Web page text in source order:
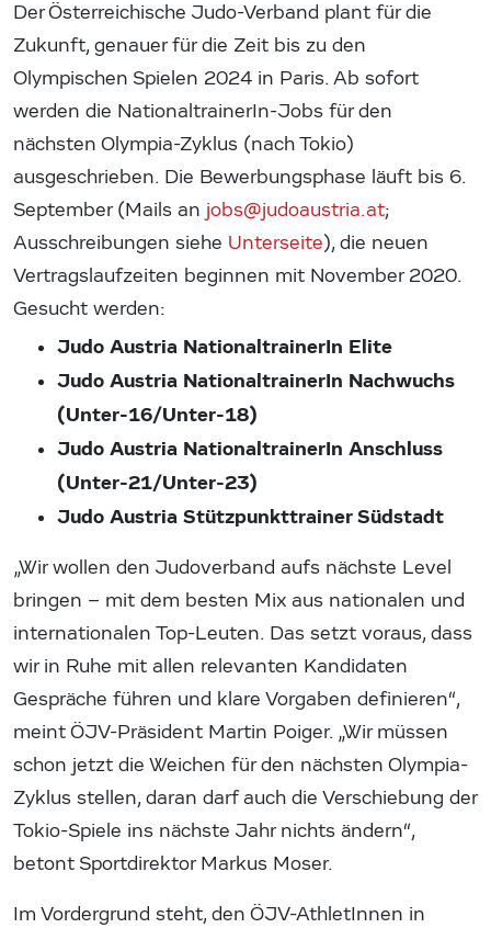
Der Österreichische Judo-Verband plant für die
Zukunft, genauer für die Zeit bis zu den
Olympischen Spielen 2024 in Paris. Ab sofort
werden die NationaltrainerIn-Jobs für den
nächsten Olympia-Zyklus (nach Tokio)
ausgeschrieben. Die Bewerbungsphase läuft bis 6.
September (Mails an jobs@judoaustria.at;
Ausschreibungen siehe Unterseite), die neuen
Vertragslaufzeiten beginnen mit November 2020.
Gesucht werden:
Judo Austria NationaltrainerIn Elite
Judo Austria NationaltrainerIn Nachwuchs
(Unter-16/Unter-18)
Judo Austria NationaltrainerIn Anschluss
(Unter-21/Unter-23)
Judo Austria Stützpunkttrainer Südstadt
„Wir wollen den Judoverband aufs nächste Level
bringen – mit dem besten Mix aus nationalen und
internationalen Top-Leuten. Das setzt voraus, dass
wir in Ruhe mit allen relevanten Kandidaten
Gespräche führen und klare Vorgaben definieren“,
meint ÖJV-Präsident Martin Poiger. „Wir müssen
schon jetzt die Weichen für den nächsten Olympia-
Zyklus stellen, daran darf auch die Verschiebung der
Tokio-Spiele ins nächste Jahr nichts ändern“,
betont Sportdirektor Markus Moser.
Im Vordergrund steht, den ÖJV-AthletInnen in